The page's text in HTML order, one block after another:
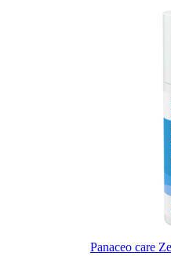
Panaceo care